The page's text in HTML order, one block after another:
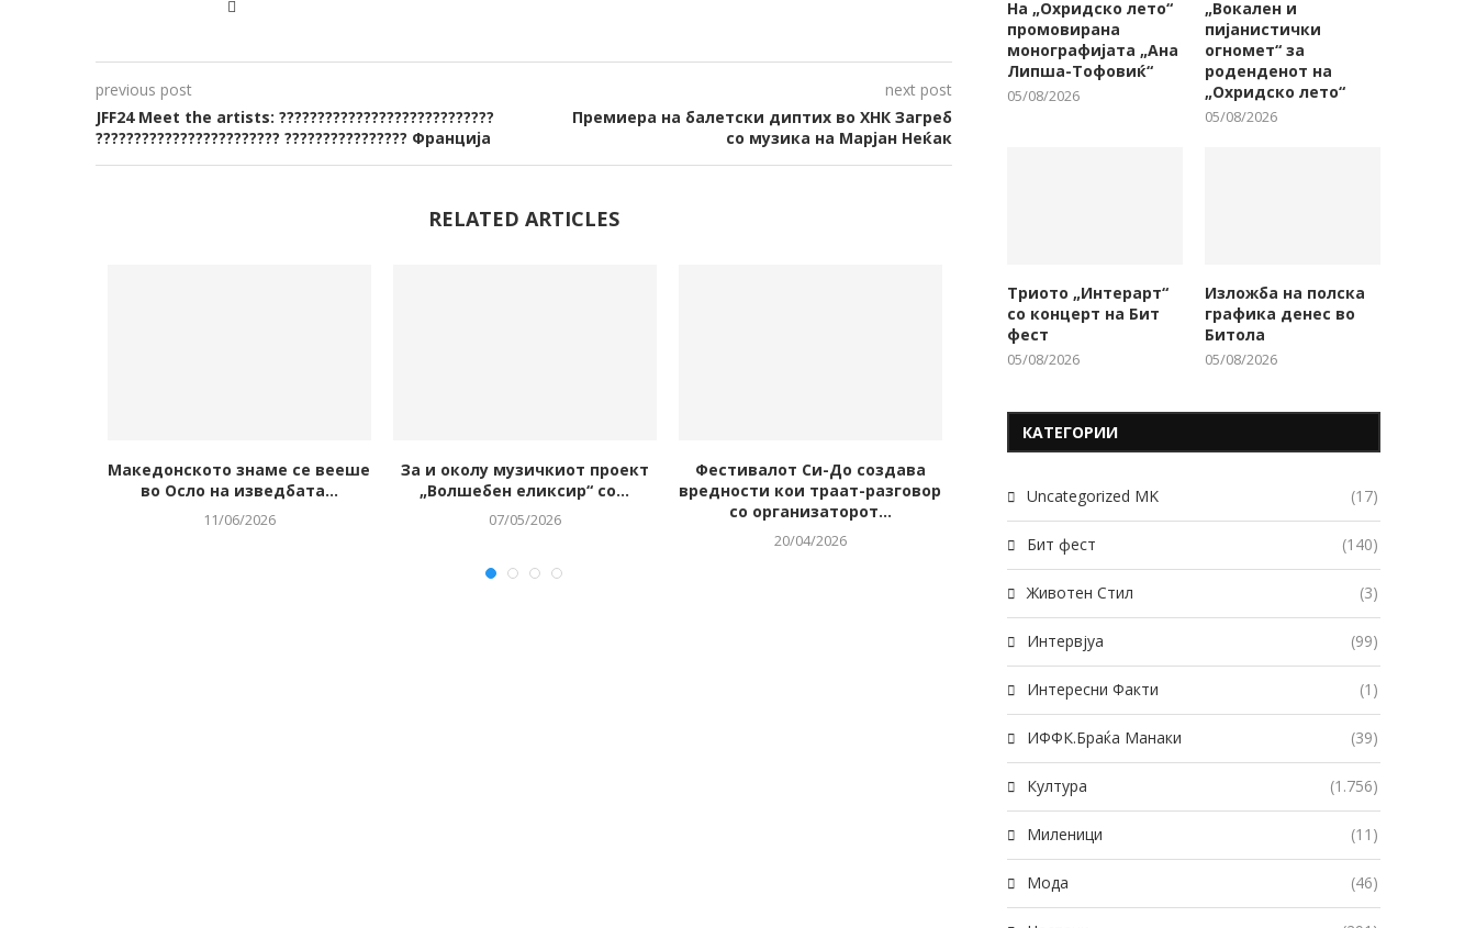
previous post
JFF24 Meet the artists: ????????????????????????????
???????????????????????? ???????????????? Франција
next post
Премиера на балетски диптих во ХНК Загреб
со музика на Марјан Неќак
RELATED ARTICLES
Македонското знаме се вееше
во Осло на изведбата...
11/06/2026
За и околу музичкиот проект
„Волшебен еликсир“ со...
07/05/2026
Фестивалот Си-До создава
вредности кои траат-разговор
со организаторот...
20/04/2026
својата приказна преку
филм,...
17/03/2026
Фоја добитник на
Меѓународната
16/03/2026
На „Охридско лето“
промовирана
монографијата „Ана
Липша-Тофовиќ“
05/08/2026
„Вокален и
пијанистички
огномет“ за
роденденот на
„Охридско лето“
05/08/2026
Триото „Интерарт“
со концерт на Бит
фест
05/08/2026
Изложба на полска
графика денес во
Битола
05/08/2026
КАТЕГОРИИ
Uncategorized MK (17)
Бит фест (140)
Животен Стил (3)
Интервјуа (99)
Интересни Факти (1)
ИФФК.Браќа Манаки (39)
Култура (1.756)
Миленици (11)
Мода (46)